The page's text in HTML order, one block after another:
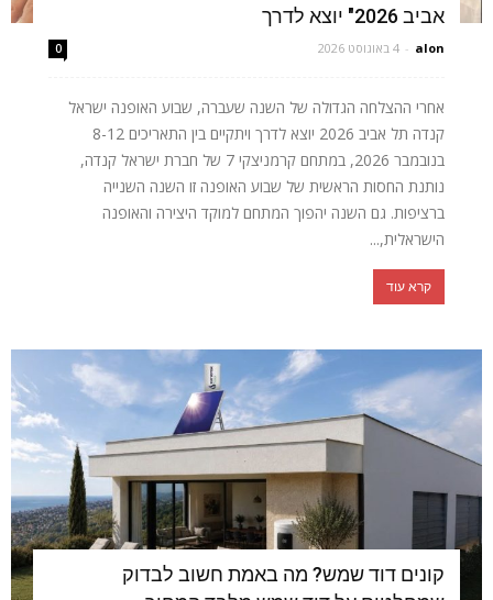
אביב 2026" יוצא לדרך
alon
- 4 באוגוסט 2026 0
אחרי ההצלחה הגדולה של השנה שעברה, שבוע האופנה ישראל
קנדה תל אביב 2026 יוצא לדרך ויתקיים בין התאריכים 8-12
בנובמבר 2026, במתחם קרמניצקי 7 של חברת ישראל קנדה,
נותנת החסות הראשית של שבוע האופנה זו השנה השנייה
ברציפות. גם השנה יהפוך המתחם למוקד היצירה והאופנה
הישראלית,...
קרא עוד
קונים דוד שמש? מה באמת חשוב לבדוק